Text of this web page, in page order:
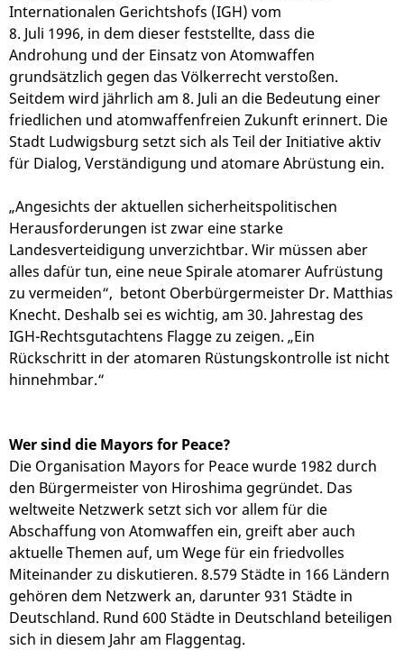
Internationalen Gerichtshofs (IGH) vom
8. Juli 1996, in dem dieser feststellte, dass die
Androhung und der Einsatz von Atomwaffen
grundsätzlich gegen das Völkerrecht verstoßen.
Seitdem wird jährlich am 8. Juli an die Bedeutung einer
friedlichen und atomwaffenfreien Zukunft erinnert. Die
Stadt Ludwigsburg setzt sich als Teil der Initiative aktiv
für Dialog, Verständigung und atomare Abrüstung ein.
„Angesichts der aktuellen sicherheitspolitischen
Herausforderungen ist zwar eine starke
Landesverteidigung unverzichtbar. Wir müssen aber
alles dafür tun, eine neue Spirale atomarer Aufrüstung
zu vermeiden“, betont Oberbürgermeister Dr. Matthias
Knecht. Deshalb sei es wichtig, am 30. Jahrestag des
IGH-Rechtsgutachtens Flagge zu zeigen. „Ein
Rückschritt in der atomaren Rüstungskontrolle ist nicht
hinnehmbar.“
Wer sind die Mayors for Peace?
Die Organisation Mayors for Peace wurde 1982 durch
den Bürgermeister von Hiroshima gegründet. Das
weltweite Netzwerk setzt sich vor allem für die
Abschaffung von Atomwaffen ein, greift aber auch
aktuelle Themen auf, um Wege für ein friedvolles
Miteinander zu diskutieren. 8.579 Städte in 166 Ländern
gehören dem Netzwerk an, darunter 931 Städte in
Deutschland. Rund 600 Städte in Deutschland beteiligen
sich in diesem Jahr am Flaggentag.